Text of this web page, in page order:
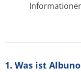
1. Was ist